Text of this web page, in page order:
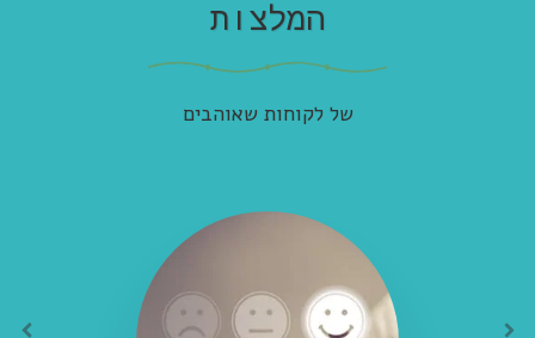
המלצות
של לקוחות שאוהבים